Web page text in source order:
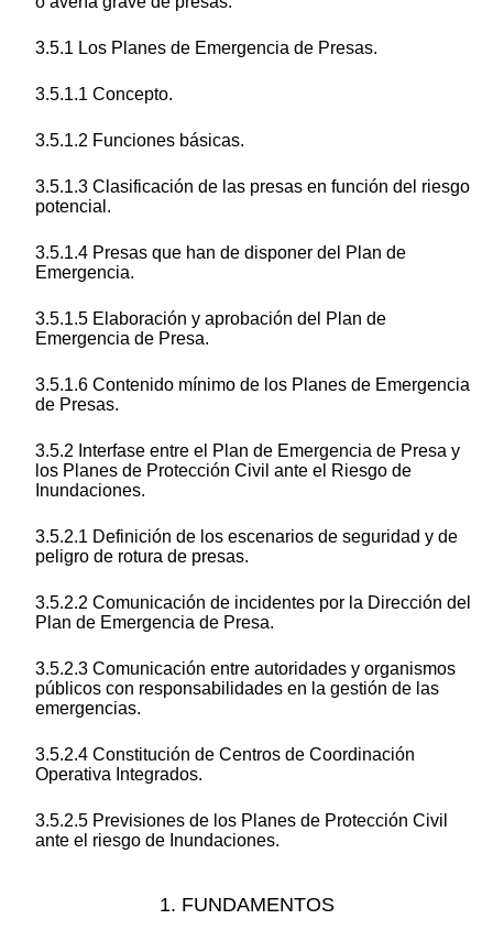
3.5.1 Los Planes de Emergencia de Presas.
3.5.1.1 Concepto.
3.5.1.2 Funciones básicas.
3.5.1.3 Clasificación de las presas en función del riesgo
potencial.
3.5.1.4 Presas que han de disponer del Plan de
Emergencia.
3.5.1.5 Elaboración y aprobación del Plan de
Emergencia de Presa.
3.5.1.6 Contenido mínimo de los Planes de Emergencia
de Presas.
3.5.2 Interfase entre el Plan de Emergencia de Presa y
los Planes de Protección Civil ante el Riesgo de
Inundaciones.
3.5.2.1 Definición de los escenarios de seguridad y de
peligro de rotura de presas.
3.5.2.2 Comunicación de incidentes por la Dirección del
Plan de Emergencia de Presa.
3.5.2.3 Comunicación entre autoridades y organismos
públicos con responsabilidades en la gestión de las
emergencias.
3.5.2.4 Constitución de Centros de Coordinación
Operativa Integrados.
3.5.2.5 Previsiones de los Planes de Protección Civil
ante el riesgo de Inundaciones.
1. FUNDAMENTOS